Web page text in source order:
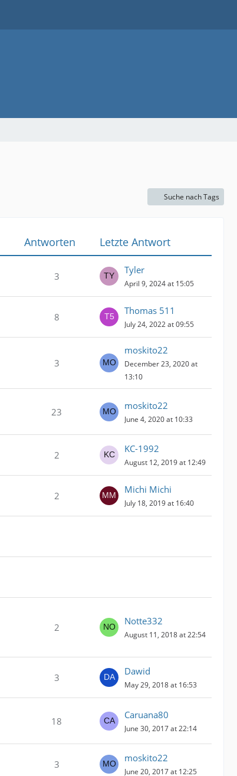
Suche nach Tags
Antworten Letzte Antwort
3
Tyler
April 9, 2024 at 15:05
8
Thomas 511
July 24, 2022 at 09:55
3
moskito22
December 23, 2020 at
13:10
23
moskito22
June 4, 2020 at 10:33
2
KC-1992
August 12, 2019 at 12:49
2
Michi Michi
July 18, 2019 at 16:40
2
Notte332
August 11, 2018 at 22:54
3
Dawid
May 29, 2018 at 16:53
18
Caruana80
June 30, 2017 at 22:14
3
moskito22
June 20, 2017 at 12:25